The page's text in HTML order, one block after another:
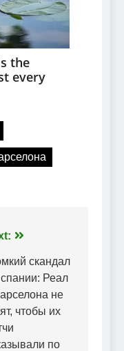
скандал
Реал
не
чтобы их
по